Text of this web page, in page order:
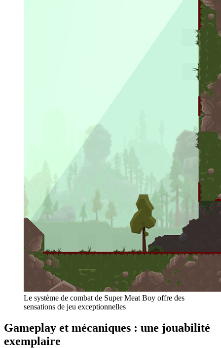
Le système de combat de Super Meat Boy offre des
sensations de jeu exceptionnelles
Gameplay et mécaniques : une jouabilité
exemplaire